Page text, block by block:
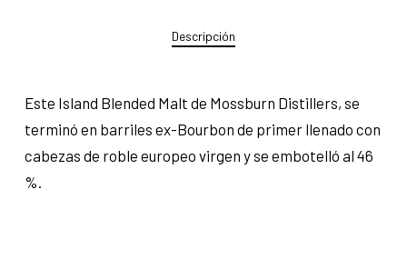
Descripción
Este Island Blended Malt de Mossburn Distillers, se
terminó en barriles ex-Bourbon de primer llenado con
cabezas de roble europeo virgen y se embotelló al 46
%.